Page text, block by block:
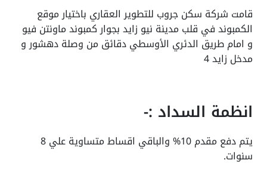
قامت شركة سكن جروب للتطوير العقاري باختيار موقع
الكمبوند في قلب مدينة نيو زايد بجوار كمبوند ماونتن فيو
و امام طريق الدئري الأوسطي دقائق من وصلة دهشور و
مدخل زايد 4
انظمة السداد :-
يتم دفع مقدم 10% والباقي اقساط متساوية علي 8
سنوات.